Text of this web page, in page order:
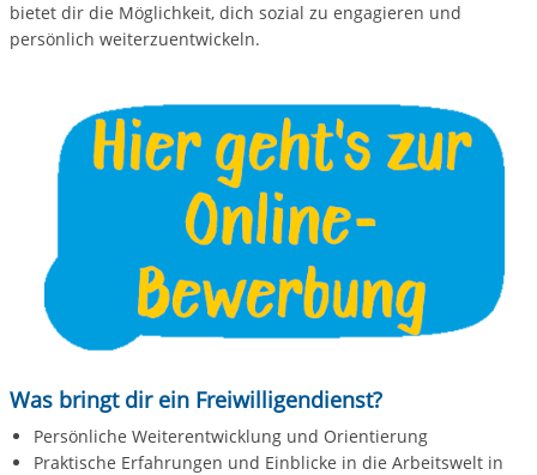
bietet dir die Möglichkeit, dich sozial zu engagieren und
persönlich weiterzuentwickeln.
Was bringt dir ein Freiwilligendienst?
Persönliche Weiterentwicklung und Orientierung
Praktische Erfahrungen und Einblicke in die Arbeitswelt in